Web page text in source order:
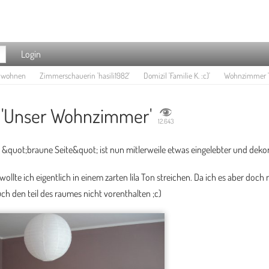
Login
Zimmerschauerin 'hasili1982' Domizil 'Familie K. :c)' Wohnzimmer
Wohnzimmer' 12.643
&quot;braune Seite&quot; ist nun mitlerweile etwas eingelebter und
ich eigentlich in einem zarten lila Ton streichen. Da ich es aber doch
den teil des raumes nicht vorenthalten ;c)